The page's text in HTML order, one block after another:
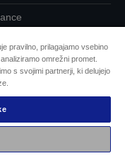
podatkov
Epson
pravilno, prilagajamo vsebino
omrežni promet.
s svojimi partnerji, ki delujejo